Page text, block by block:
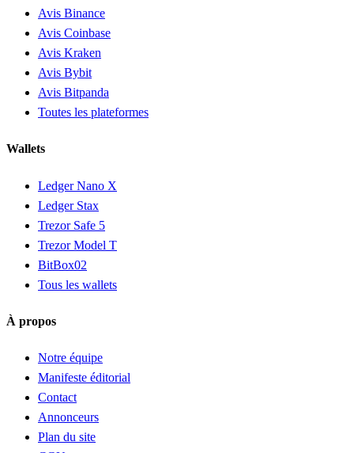
Avis Binance
Avis Coinbase
Avis Kraken
Avis Bybit
Avis Bitpanda
Toutes les plateformes
Wallets
Ledger Nano X
Ledger Stax
Trezor Safe 5
Trezor Model T
BitBox02
Tous les wallets
À propos
Notre équipe
Manifeste éditorial
Contact
Annonceurs
Plan du site